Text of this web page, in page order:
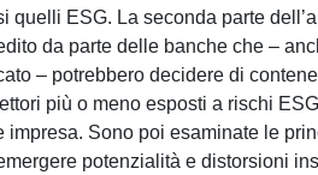
quelli ESG. La seconda parte
da parte delle banche che –
– potrebbero decidere di
più o meno esposti a rischi
impresa. Sono poi esaminate le
potenzialità e distorsioni